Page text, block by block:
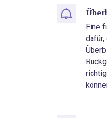
Eine
dafür,